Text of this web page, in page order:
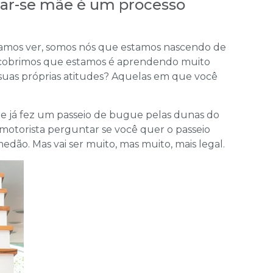
se mãe é um processo
ver, somos nós que estamos nascendo de
que estamos é aprendendo muito
próprias atitudes? Aquelas em que você
já fez um passeio de bugue pelas dunas do
perguntar se você quer o passeio
Mas vai ser muito, mas muito, mais legal.